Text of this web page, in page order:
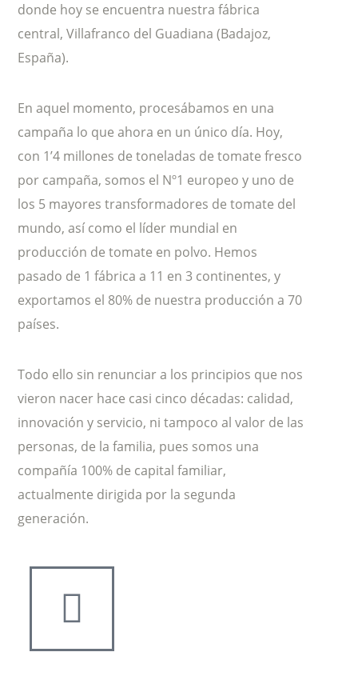
donde hoy se encuentra nuestra fábrica
central, Villafranco del Guadiana (Badajoz,
España).
En aquel momento, procesábamos en una
campaña lo que ahora en un único día. Hoy,
con 1’4 millones de toneladas de tomate fresco
por campaña, somos el Nº1 europeo y uno de
los 5 mayores transformadores de tomate del
mundo, así como el líder mundial en
producción de tomate en polvo. Hemos
pasado de 1 fábrica a 11 en 3 continentes, y
exportamos el 80% de nuestra producción a 70
países.
Todo ello sin renunciar a los principios que nos
vieron nacer hace casi cinco décadas: calidad,
innovación y servicio, ni tampoco al valor de las
personas, de la familia, pues somos una
compañía 100% de capital familiar,
actualmente dirigida por la segunda
generación.